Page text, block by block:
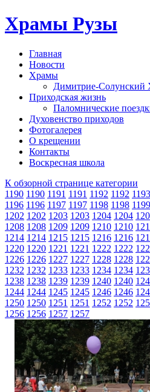
Храмы Рузы
Главная
Новости
Храмы
Димитрие-Солунский
Приходская жизнь
Паломнические
Духовенство приходов
Фотогалерея
О крещении
Контакты
Воскресная школа
К обзорной странице категории
1190 1190 1191 1191 1192 1192 1193
1196 1196 1197 1197 1198 1198 1199
1202 1202 1203 1203 1204 1204
1208 1208 1209 1209 1210 1210
1214 1214 1215 1215 1216 1216
1220 1220 1221 1221 1222 1222
1226 1226 1227 1227 1228 1228
1232 1232 1233 1233 1234 1234
1238 1238 1239 1239 1240 1240
1244 1244 1245 1245 1246 1246
1250 1250 1251 1251 1252 1252
1256 1256 1257 1257